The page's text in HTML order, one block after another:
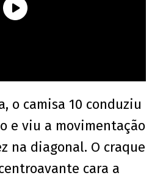
o camisa 10 conduziu
e viu a movimentação
na diagonal. O craque
cara a